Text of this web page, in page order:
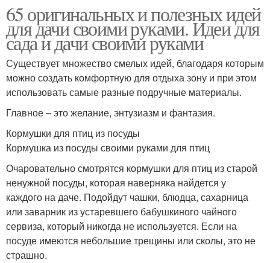
65 оригинальных и полезных идей
для дачи своими руками. Идеи для
сада и дачи своими руками
Существует множество смелых идей, благодаря которым
можно создать комфортную для отдыха зону и при этом
использовать самые разные подручные материалы.
Главное – это желание, энтузиазм и фантазия.
Кормушки для птиц из посуды
Кормушка из посуды своими руками для птиц
Очаровательно смотрятся кормушки для птиц из старой
ненужной посуды, которая наверняка найдется у
каждого на даче. Подойдут чашки, блюдца, сахарница
или заварник из устаревшего бабушкиного чайного
сервиза, который никогда не используется. Если на
посуде имеются небольшие трещины или сколы, это не
страшно.